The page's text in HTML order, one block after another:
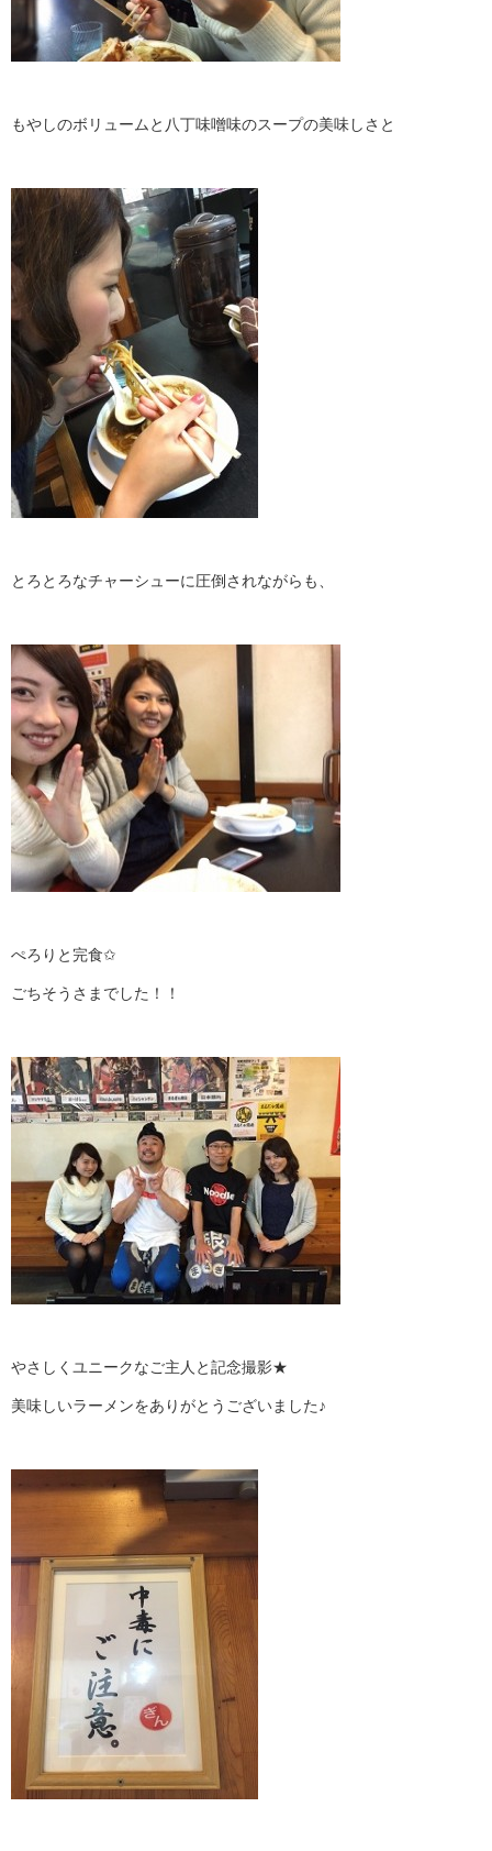
もやしのボリュームと八丁味噌味のスープの美味しさと
とろとろなチャーシューに圧倒されながらも、
ぺろりと完食✩
ごちそうさまでした！！
やさしくユニークなご主人と記念撮影★
美味しいラーメンをありがとうございました♪